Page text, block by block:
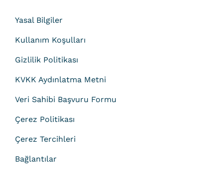
Yasal Bilgiler
Kullanım Koşulları
Gizlilik Politikası
KVKK Aydınlatma Metni
Veri Sahibi Başvuru Formu
Çerez Politikası
Çerez Tercihleri
Bağlantılar